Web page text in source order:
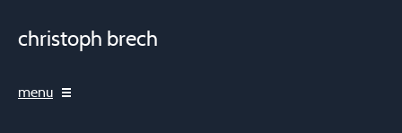
christoph brech
menu